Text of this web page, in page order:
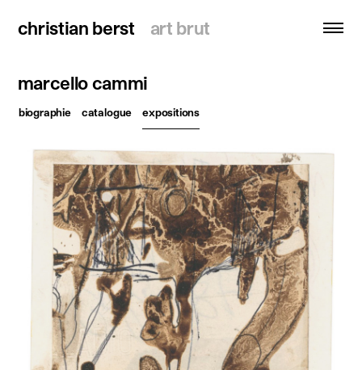
christian berst art brut
christian berst art brut
recherche
artistes
expositions
actualités
publications
ressources
à propos
contact
marcello cammi
biographie catalogue expositions